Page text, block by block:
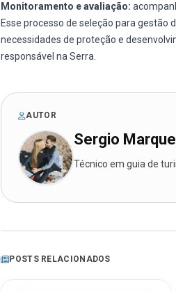
Monitoramento e avaliação:
Esse processo de seleção para
necessidades de proteção e
responsável na Serra.
AUTOR
Sergio
Técnico em guia de
POSTS RELACIONADOS